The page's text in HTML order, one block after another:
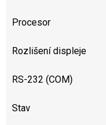
Procesor
Rozlišení displeje
RS-232 (COM)
Stav